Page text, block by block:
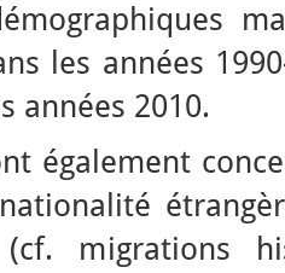
les années
années 2010.
également
migrations